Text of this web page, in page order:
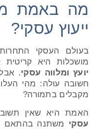
מה באמת
ייעוץ עסקי?
בעולם העסקי
מושכלות היא
יועץ ומלווה עסקי.
חשובה עולה: מהי
מקבלים בתמורה?
האמת היא שאין
עסקי משתנה בהתאם